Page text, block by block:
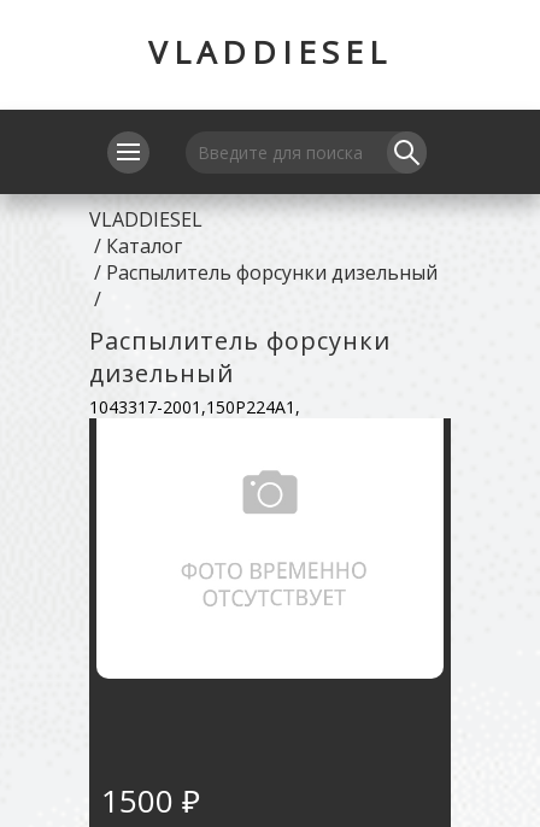
VLADDIESEL
VLADDIESEL
/ Каталог
/ Распылитель форсунки дизельный
/
Распылитель форсунки
дизельный
1043317-2001,150P224A1,
1500 ₽